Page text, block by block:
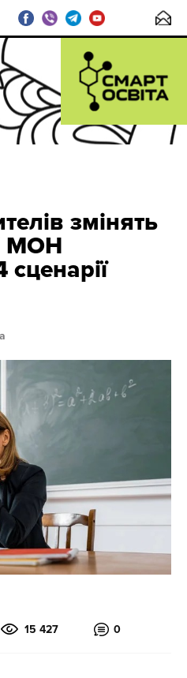
змінять
МОН
сценарії
15 427 0